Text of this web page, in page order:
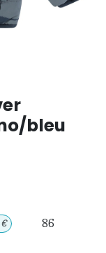
bleu
86